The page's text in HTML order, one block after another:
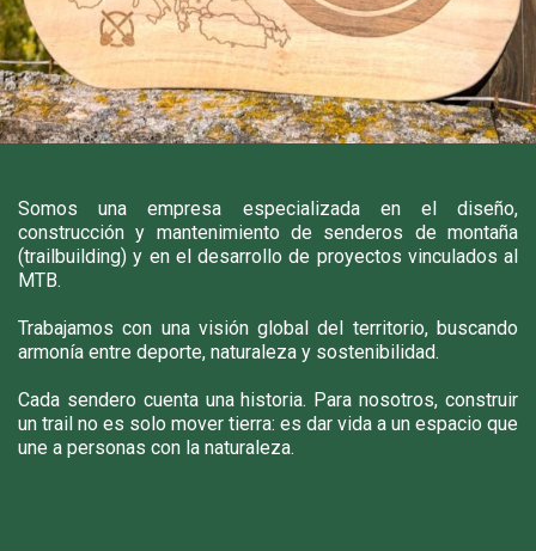
Somos una empresa especializada en el diseño,
construcción y mantenimiento de senderos de montaña
(trailbuilding) y en el desarrollo de proyectos vinculados al
MTB.
Trabajamos con una visión global del territorio, buscando
armonía entre deporte, naturaleza y sostenibilidad.
Cada sendero cuenta una historia. Para nosotros, construir
un trail no es solo mover tierra: es dar vida a un espacio que
une a personas con la naturaleza.